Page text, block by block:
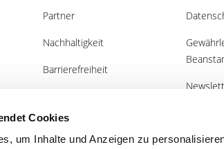
Cookies
um Inhalte und Anzeigen zu
Partner
Nachhaltigkeit
Barrierefreiheit